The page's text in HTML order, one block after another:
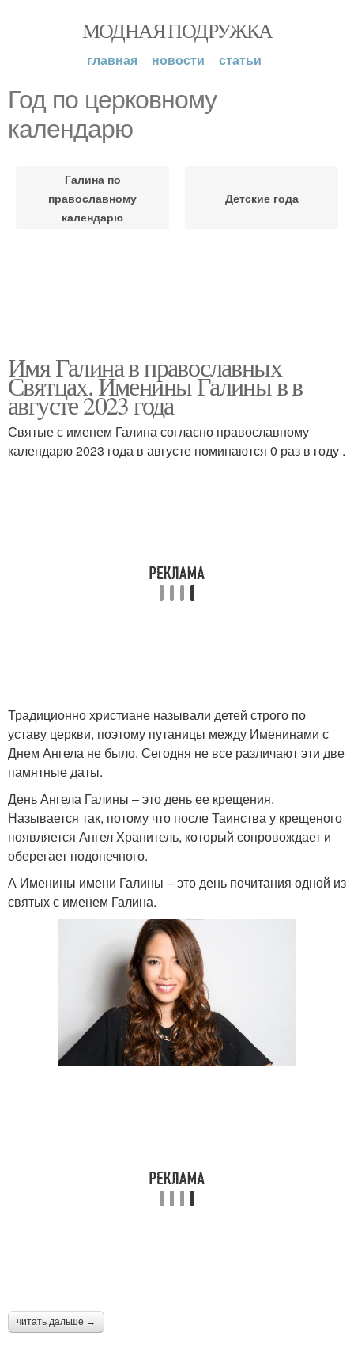
МОДНАЯ ПОДРУЖКА
главная новости статьи
Год по церковному
календарю
Галина по
православному
календарю
Детские года
Имя Галина в православных
Святцах. Именины Галины в в
августе 2023 года
Святые с именем Галина согласно православному
календарю 2023 года в августе поминаются 0 раз в году .
Традиционно христиане называли детей строго по
уставу церкви, поэтому путаницы между Именинами с
Днем Ангела не было. Сегодня не все различают эти две
памятные даты.
День Ангела Галины – это день ее крещения.
Называется так, потому что после Таинства у крещеного
появляется Ангел Хранитель, который сопровождает и
оберегает подопечного.
А Именины имени Галины – это день почитания одной из
святых с именем Галина.
читать дальше →